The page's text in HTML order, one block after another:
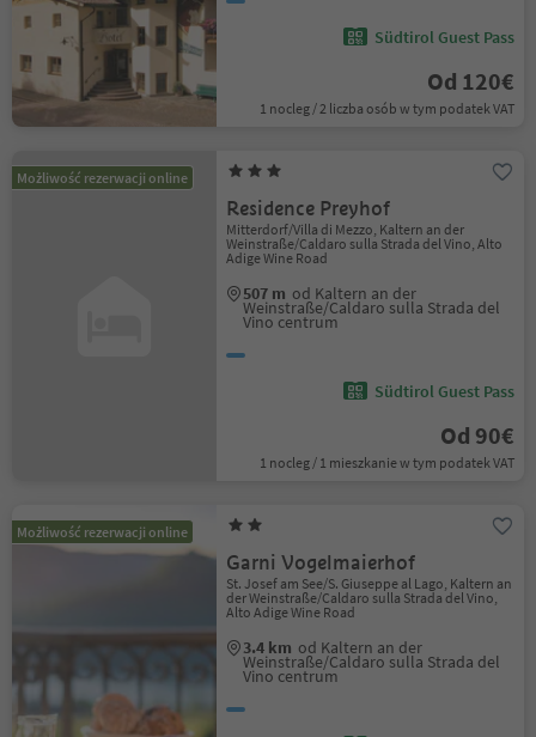
Südtirol Guest Pass
Od 120€
1 nocleg / 2 liczba osób w tym podatek VAT
Możliwość rezerwacji online
Residence Preyhof
Mitterdorf/Villa di Mezzo, Kaltern an der
Weinstraße/Caldaro sulla Strada del Vino, Alto
Adige Wine Road
507 m od Kaltern an der
Weinstraße/Caldaro sulla Strada del
Vino centrum
Südtirol Guest Pass
Od 90€
1 nocleg / 1 mieszkanie w tym podatek VAT
Możliwość rezerwacji online
Garni Vogelmaierhof
St. Josef am See/S. Giuseppe al Lago, Kaltern an
der Weinstraße/Caldaro sulla Strada del Vino,
Alto Adige Wine Road
3.4 km od Kaltern an der
Weinstraße/Caldaro sulla Strada del
Vino centrum